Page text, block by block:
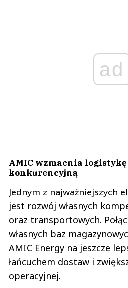
ad
AMIC wzmacnia
konkurencyjną
Jednym z najważniejszych
jest rozwój własnych
oraz transportowych.
własnych baz
AMIC Energy na jeszcze
łańcuchem dostaw i
operacyjnej.